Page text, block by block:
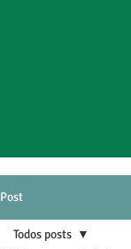
Post
Todos posts